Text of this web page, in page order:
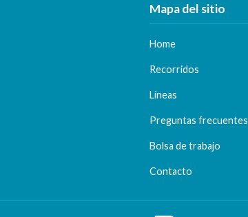
Mapa del sitio
Home
Recorridos
Líneas
Preguntas frecuentes
Bolsa de trabajo
Contacto